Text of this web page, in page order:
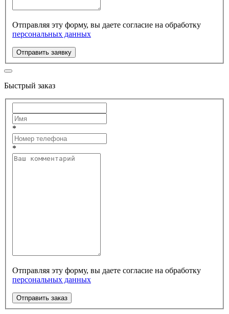
Отправляя эту форму, вы даете согласие на обработку
персональных данных
Отправить заявку
Быстрый заказ
*
*
Отправляя эту форму, вы даете согласие на обработку
персональных данных
Отправить заказ